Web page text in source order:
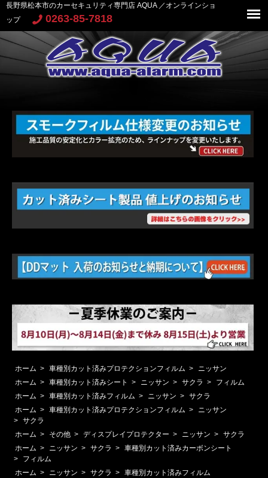
長野県松本市のカーセキュリティ専門店 AQUA ／オンラインショ
ップ
0263-85-7818
ホーム > 車種別カット済みプロテクションフィルム >
ニッサン
ホーム > 車種別カット済みシート > ニッサン > サクラ >
フィルム
ホーム > 車種別カット済みフィルム > ニッサン > サクラ
ホーム > 車種別カット済みプロテクションフィルム >
ニッサン
> サクラ
ホーム > その他 > ディスプレイプロテクター > ニッサン > サクラ
ホーム > ニッサン > サクラ > 車種別カット済みカーボンシート
>
フィルム
ホーム > ニッサン > サクラ > 車種別カット済みフィルム